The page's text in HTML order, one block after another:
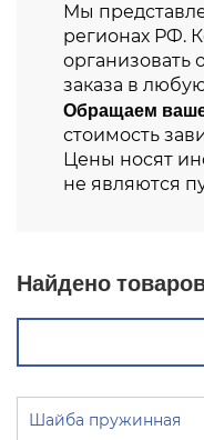
Мы
регионах РФ.
организовать
заказа в
Обращаем
стоимость
Цены носят
не являются
Найдено
Шайба пружинная